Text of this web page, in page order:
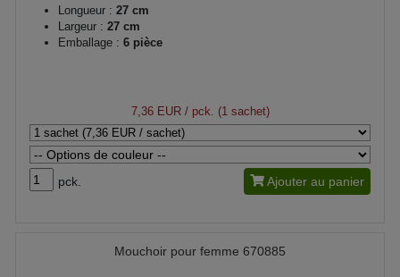
Longueur : 27 cm
Largeur : 27 cm
Emballage : 6 pièce
7,36 EUR/ pck. (1 sachet)
pck. Ajouter au panier
Mouchoir pour femme 670885